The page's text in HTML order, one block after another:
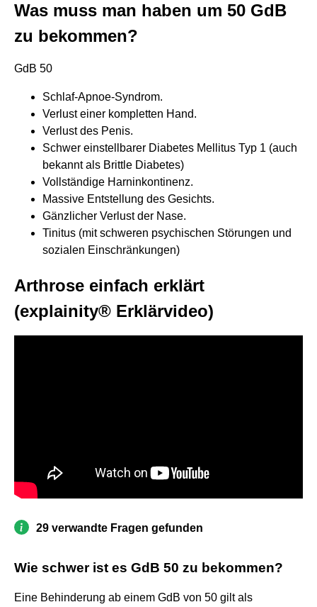
Was muss man haben um 50 GdB
zu bekommen?
GdB 50
Schlaf-Apnoe-Syndrom.
Verlust einer kompletten Hand.
Verlust des Penis.
Schwer einstellbarer Diabetes Mellitus Typ 1 (auch
bekannt als Brittle Diabetes)
Vollständige Harninkontinenz.
Massive Entstellung des Gesichts.
Gänzlicher Verlust der Nase.
Tinitus (mit schweren psychischen Störungen und
sozialen Einschränkungen)
Arthrose einfach erklärt
(explainity® Erklärvideo)
29 verwandte Fragen gefunden
Wie schwer ist es GdB 50 zu bekommen?
Eine Behinderung ab einem GdB von 50 gilt als